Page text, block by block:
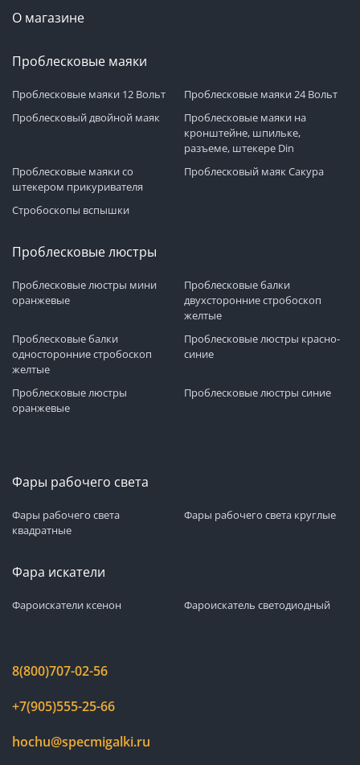
О магазине
Проблесковые маяки
Проблесковые маяки 12 Вольт
Проблесковые маяки 24 Вольт
Проблесковый двойной маяк
Проблесковые маяки на
кронштейне, шпильке,
разъеме, штекере Din
Проблесковые маяки со
штекером прикуривателя
Проблесковый маяк Сакура
Стробоскопы вспышки
Проблесковые люстры
Проблесковые люстры мини
оранжевые
Проблесковые балки
двухсторонние стробоскоп
желтые
Проблесковые балки
односторонние стробоскоп
желтые
Проблесковые люстры красно-
синие
Проблесковые люстры
оранжевые
Проблесковые люстры синие
Фары рабочего света
Фары рабочего света
квадратные
Фары рабочего света круглые
Фара искатели
Фароискатели ксенон Фароискатель светодиодный
8(800)707-02-56
+7(905)555-25-66
hochu@specmigalki.ru